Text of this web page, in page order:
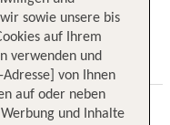
7 TUI Service
sowie unsere bis
auf Ihrem
verwenden und
von Ihnen
auf oder neben
und Inhalte